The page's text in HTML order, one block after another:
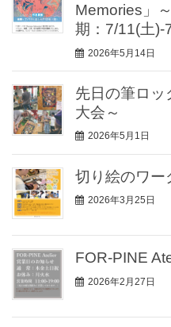
Memories」
期：7/11(土)-
2026年5月14日
先日の筆ロ
大会～
2026年5月1日
切り絵のワー
2026年3月25日
FOR-PINE
2026年2月27日